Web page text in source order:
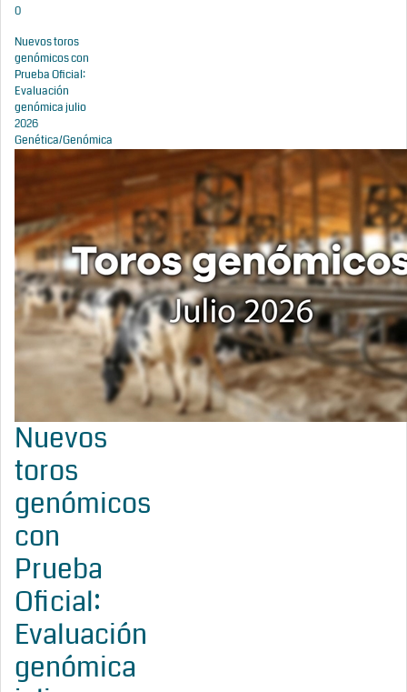
0
Nuevos toros
genómicos con
Prueba Oficial:
Evaluación
genómica julio
2026
Genética/Genómica
Nuevos
toros
genómicos
con
Prueba
Oficial:
Evaluación
genómica